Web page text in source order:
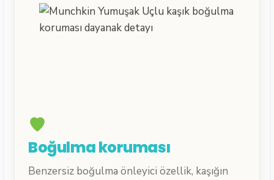
Boğulma koruması
Benzersiz boğulma önleyici özellik, kaşığın